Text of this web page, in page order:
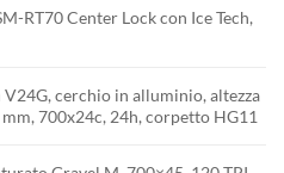
RT70 Center Lock con Ice Tech,
V24G, cerchio in alluminio, altezza
700x24c, 24h, corpetto HG11